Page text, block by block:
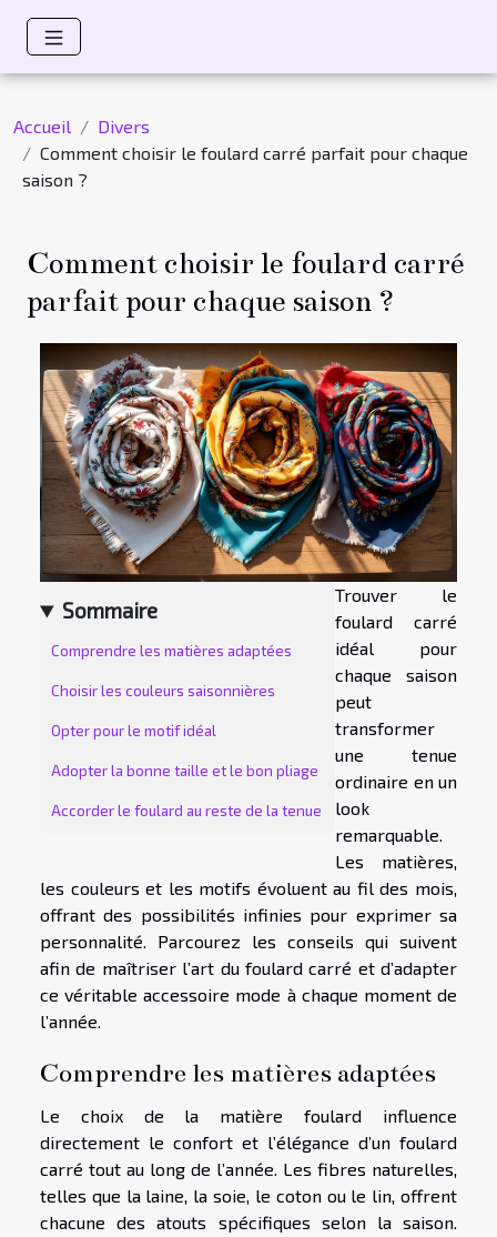
Accueil
Divers
Comment choisir le foulard carré parfait pour chaque
saison ?
Comment choisir le foulard carré
parfait pour chaque saison ?
Sommaire
Comprendre les matières adaptées
Choisir les couleurs saisonnières
Opter pour le motif idéal
Adopter la bonne taille et le bon pliage
Accorder le foulard au reste de la tenue
Trouver le
foulard carré
idéal pour
chaque saison
peut
transformer
une tenue
ordinaire en un
look
remarquable.
Les matières,
les couleurs et les motifs évoluent au fil des mois,
offrant des possibilités infinies pour exprimer sa
personnalité. Parcourez les conseils qui suivent
afin de maîtriser l’art du foulard carré et d’adapter
ce véritable accessoire mode à chaque moment de
l’année.
Comprendre les matières adaptées
Le choix de la matière foulard influence
directement le confort et l’élégance d’un foulard
carré tout au long de l’année. Les fibres naturelles,
telles que la laine, la soie, le coton ou le lin, offrent
chacune des atouts spécifiques selon la saison.